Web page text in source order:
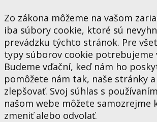
Zo zákona môžeme na vašom
iba súbory cookie, ktoré sú
prevádzku týchto stránok. Pre
typy súborov cookie potrebujeme
Budeme vďační, keď nám ho
pomôžete nám tak, naše stránky
zlepšovať. Svoj súhlas s
našom webe môžete samozrejme
zmeniť alebo odvolať.